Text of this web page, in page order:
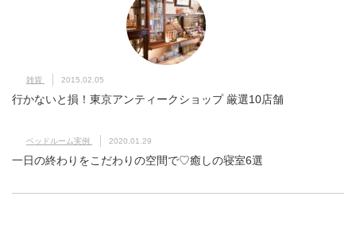
雑貨 2015.02.05
行かないと損！東京アンティークショップ 厳選10店舗
ベッドルーム実例 2020.01.29
一日の終わりをこだわりの空間で♡癒しの寝室6選